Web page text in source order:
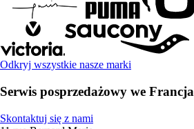
Odkryj wszystkie nasze marki
Serwis posprzedażowy we Francja
Skontaktuj się z nami